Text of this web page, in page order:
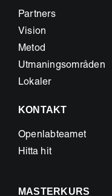
Partners
Vision
Metod
Utmaningsområden
Lokaler
KONTAKT
Openlabteamet
Hitta hit
MASTERKURS